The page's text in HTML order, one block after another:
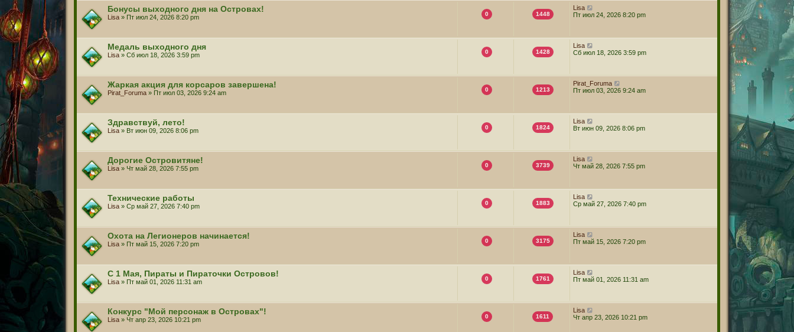
Бонусы выходного дня на Островах!
Lisa» Пт июл 24, 2026 8:20 pm 0 1448
Lisa
Пт июл 24, 2026 8:20 pm
Медаль выходного дня
Lisa» Сб июл 18, 2026 3:59 pm 0 1428
Lisa
Сб июл 18, 2026 3:59 pm
Жаркая акция для корсаров завершена!
Pirat_Foruma» Пт июл 03, 2026 9:24 am 0 1213
Pirat_Foruma
Пт июл 03, 2026 9:24 am
Здравствуй, лето!
Lisa» Вт июн 09, 2026 8:06 pm 0 1824
Lisa
Вт июн 09, 2026 8:06 pm
Дорогие Островитяне!
Lisa» Чт май 28, 2026 7:55 pm 0 3739
Lisa
Чт май 28, 2026 7:55 pm
Технические работы
Lisa» Ср май 27, 2026 7:40 pm 0 1883
Lisa
Ср май 27, 2026 7:40 pm
Охота на Легионеров начинается!
Lisa» Пт май 15, 2026 7:20 pm 0 3175
Lisa
Пт май 15, 2026 7:20 pm
С 1 Мая, Пираты и Пираточки Островов!
Lisa» Пт май 01, 2026 11:31 am 0 1761
Lisa
Пт май 01, 2026 11:31 am
Конкурс "Мой персонаж в Островах"!
Lisa» Чт апр 23, 2026 10:21 pm 0 1611
Lisa
Чт апр 23, 2026 10:21 pm